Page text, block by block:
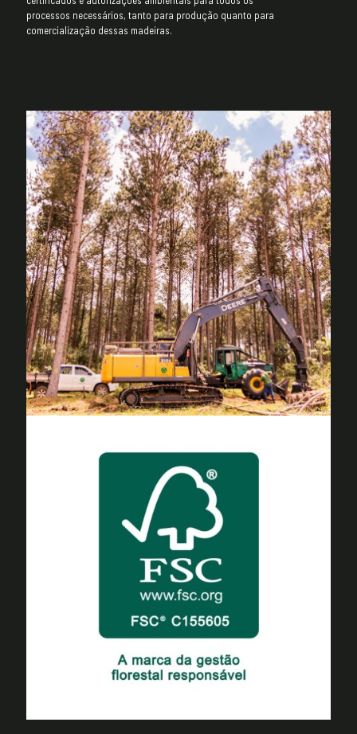
processos necessários, tanto para produção quanto para
comercialização dessas madeiras.